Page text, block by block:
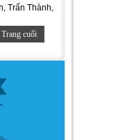
Trấn Thành,
Trang cuối